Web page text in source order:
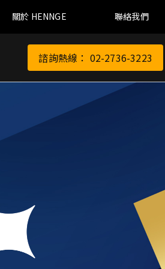
關於 HENNGE 聯絡我們
諮詢熱線： 02-2736-3223